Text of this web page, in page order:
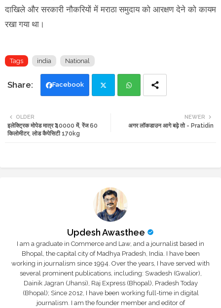
दाखिले और सरकारी नौकरियों में मराठा समुदाय को आरक्षण देने को कायम
रखा गया था।
Tags india National
Facebook
ats
NEWER
अगर लॉकडाउन आगे बढ़े तो - Pratidin
OLDER
इलेक्ट्रिक मोपेड मात्र ₹40000 में, रेंज 60
किलोमीटर, लोड कैपेसिटी 170kg
Updesh Awasthee
I am a graduate in Commerce and Law, and a journalist based in
Bhopal, the capital city of Madhya Pradesh, India. I have been
working in journalism since 1994. Over the years, I have served with
several prominent publications, including: Swadesh (Gwalior),
Dainik Jagran (Jhansi), Raj Express (Bhopal), Pradesh Today
(Bhopal); Since 2012, I have been working full-time in digital
journalism. I am the founder member and editor of